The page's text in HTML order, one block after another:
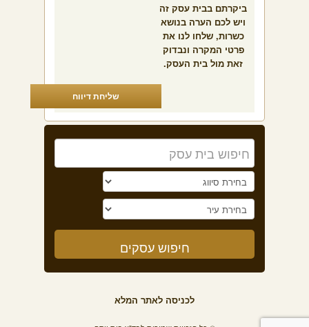
ביקרתם בבית עסק זה
ויש לכם הערה בנושא
כשרות, שלחו לנו את
פרטי המקרה ונבדוק
זאת מול בית העסק.
שליחת דיווח
לכניסה לאתר המלא